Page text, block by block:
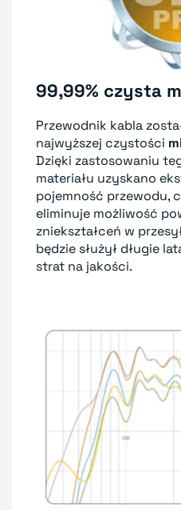
99,99% czysta
Przewodnik kabla
najwyższej czystości
Dzięki zastosowaniu
materiału uzyskano
pojemność przewodu,
eliminuje możliwość
zniekształceń w
będzie służył długie
strat na jakości.